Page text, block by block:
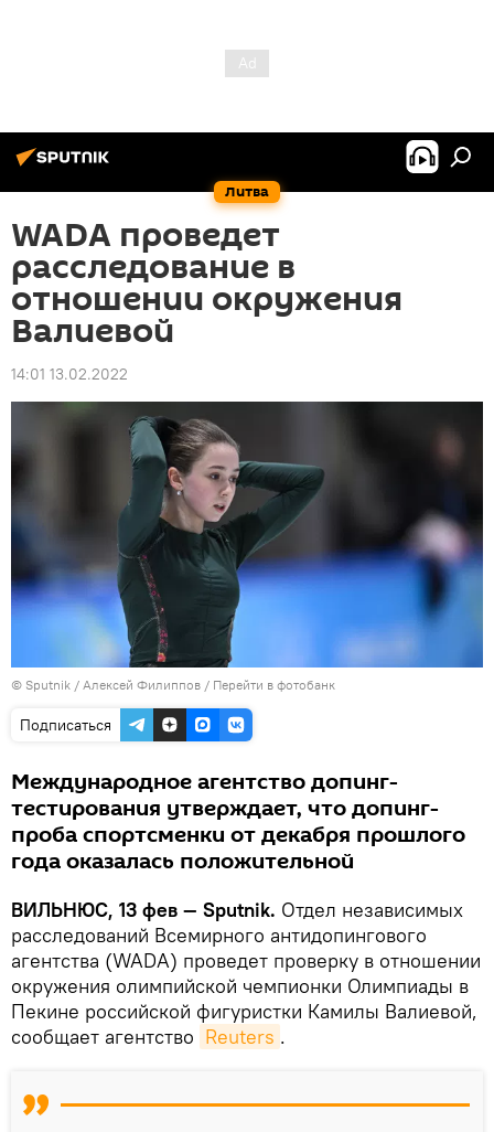
Литва
WADA проведет
расследование в
отношении окружения
Валиевой
14:01 13.02.2022
© Sputnik / Алексей Филиппов / Перейти в фотобанк
Подписаться
Международное агентство допинг-
тестирования утверждает, что допинг-
проба спортсменки от декабря прошлого
года оказалась положительной
ВИЛЬНЮС, 13 фев — Sputnik. Отдел независимых
расследований Всемирного антидопингового
агентства (WADA) проведет проверку в отношении
окружения олимпийской чемпионки Олимпиады в
Пекине российской фигуристки Камилы Валиевой,
сообщает агентство Reuters .